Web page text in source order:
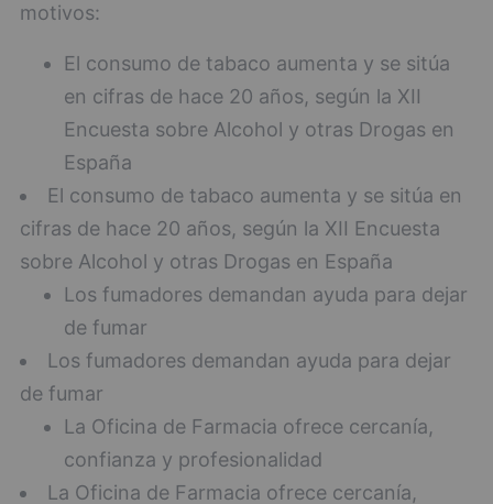
motivos:
El consumo de tabaco aumenta y se sitúa
en cifras de hace 20 años, según la XII
Encuesta sobre Alcohol y otras Drogas en
España
El consumo de tabaco aumenta y se sitúa en
cifras de hace 20 años, según la XII Encuesta
sobre Alcohol y otras Drogas en España
Los fumadores demandan ayuda para dejar
de fumar
Los fumadores demandan ayuda para dejar
de fumar
La Oficina de Farmacia ofrece cercanía,
confianza y profesionalidad
La Oficina de Farmacia ofrece cercanía,